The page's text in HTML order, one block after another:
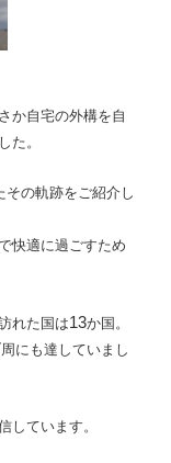
か自宅の外構を自
た。
その軌跡をご紹介し
快適に過ごすため
れた国は13か国。
周にも達していまし
しています。